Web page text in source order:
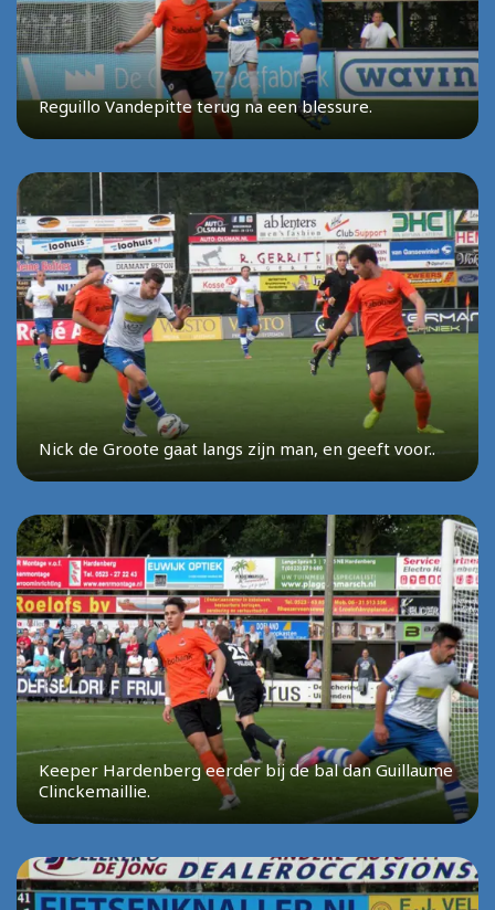
Reguillo Vandepitte terug na een blessure.
Nick de Groote gaat langs zijn man, en geeft voor..
Keeper Hardenberg eerder bij de bal dan Guillaume
Clinckemaillie.